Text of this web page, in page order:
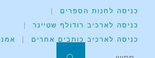
כניסה לחנות הספרים
|
כניסה לארכיב רודולף שטיינר
|
כניסה לארכיב כותבים אחרים
|